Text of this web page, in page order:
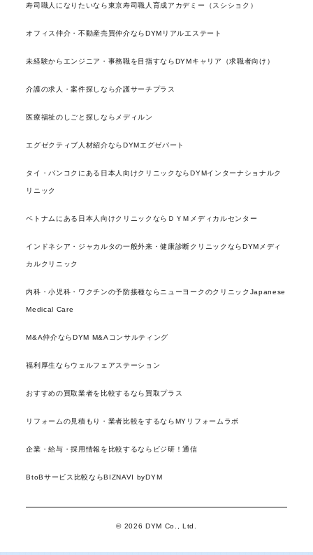
寿司職人になりたいなら東京寿司職人育成アカデミー（スシショク）
オフィス仲介・不動産売買仲介ならDYMリアルエステート
未経験からエンジニア・事務職を目指すならDYMキャリア（求職者向け）
介護の求人・案件探しなら介護サーチプラス
医療福祉のしごと探しならメディルン
エグゼクティブ人材紹介ならDYMエグゼパート
タイ・バンコクにある日本人向けクリニックならDYMインターナショナルク
リニック
ベトナムにある日本人向けクリニックならＤＹＭメディカルセンター
インドネシア・ジャカルタの一般外来・健康診断クリニックならDYMメディ
カルクリニック
内科・小児科・ワクチンの予防接種ならニューヨークのクリニックJapanese
Medical Care
M&A仲介ならDYM M&Aコンサルティング
福利厚生ならウェルフェアステーション
おすすめの買取業者を比較するなら買取プラス
リフォームの見積もり・業者比較をするならMYリフォームラボ
企業・給与・採用情報を比較するならビジ研！通信
BtoBサービス比較ならBIZNAVI byDYM
© 2026 DYM Co., Ltd.